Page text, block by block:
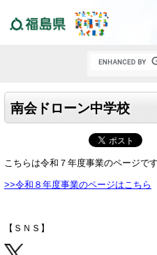
南会ドローン中学校
こちらは令和７年度事業のページです
>>令和８年度事業のページはこちら
【ＳＮＳ】